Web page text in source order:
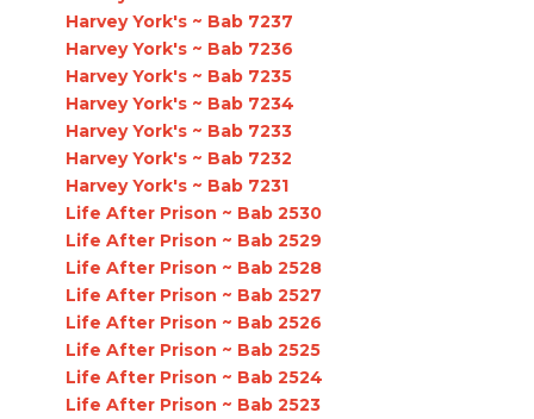
Harvey York's ~ Bab 7237
Harvey York's ~ Bab 7236
Harvey York's ~ Bab 7235
Harvey York's ~ Bab 7234
Harvey York's ~ Bab 7233
Harvey York's ~ Bab 7232
Harvey York's ~ Bab 7231
Life After Prison ~ Bab 2530
Life After Prison ~ Bab 2529
Life After Prison ~ Bab 2528
Life After Prison ~ Bab 2527
Life After Prison ~ Bab 2526
Life After Prison ~ Bab 2525
Life After Prison ~ Bab 2524
Life After Prison ~ Bab 2523